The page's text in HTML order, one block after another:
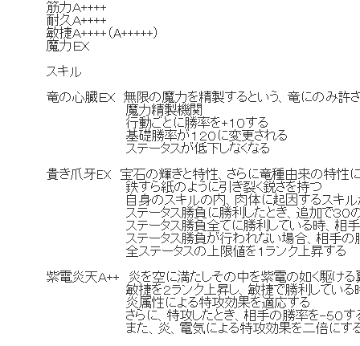
筋力Ａ++++
耐久Ａ++++
敏捷Ａ++++（A+++++）
魔力ＥＸ
スキル
竜の心臓ＥＸ 無限の魔力を精製するという、竜にのみ許
魔力精製機関
行動ごとに勝率を+１０する
基礎勝率が１２０に変更される
ステータスが低下しなくなる
貴き爪牙EX 宝石の輝きと特性、さらに竜種由来の特性
鉄すら紙のように引き裂く鋭さを持つ
自身のスキルの内、肉体に起因するスキルが敵
ステータス勝負に勝利したとき、追加で３０の
ステータス勝負全てに勝利している時、相手の
ステータス勝負が行われない場合、相手の勝
全ステータスの上限値を１ランク上昇する
紫電炎天Ａ++ 炎を空に満たしその中を紫電の如く駆ける
敏捷を２ランク上昇し、敏捷で勝利している
炎属性による特攻効果を適応する
さらに、特攻したとき、相手の勝率を-５０す
また、炎、電気による特攻効果を二倍にす